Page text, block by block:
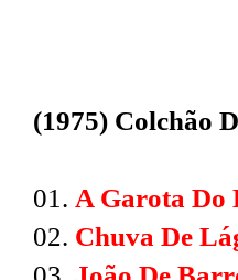
(1975) Colchão
01. A Garota Do
02. Chuva De